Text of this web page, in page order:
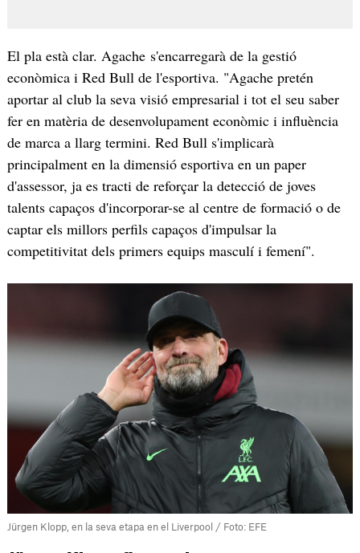
El pla està clar. Agache s'encarregarà de la gestió
econòmica i Red Bull de l'esportiva. "Agache pretén
aportar al club la seva visió empresarial i tot el seu saber
fer en matèria de desenvolupament econòmic i influència
de marca a llarg termini. Red Bull s'implicarà
principalment en la dimensió esportiva en un paper
d'assessor, ja es tracti de reforçar la detecció de joves
talents capaços d'incorporar-se al centre de formació o de
captar els millors perfils capaços d'impulsar la
competitivitat dels primers equips masculí i femení".
Jürgen Klopp, en la seva etapa en el Liverpool / Foto: EFE